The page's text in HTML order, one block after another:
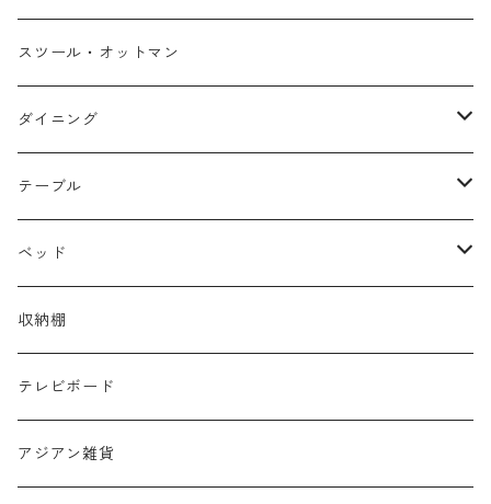
１人掛け
２人掛け
３人掛け
カウチソファ
スツール・オットマン
ダイニング
チェア・ベンチ
テーブル
セット
テーブル
ローテーブル
サイドテーブル
デスク・カウンター
ベッド
シングル
セミダブル
ダブル
収納棚
テレビボード
アジアン雑貨